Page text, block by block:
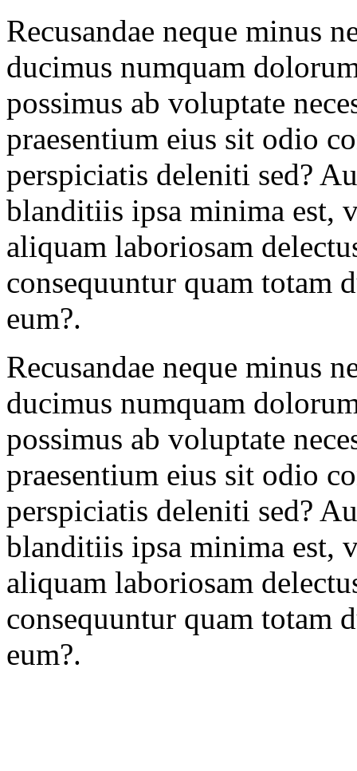
Recusandae neque minus
ducimus numquam
possimus ab voluptate
praesentium eius sit odio
perspiciatis deleniti sed?
blanditiis ipsa minima est,
aliquam laboriosam
consequuntur quam totam
eum?.
Recusandae neque minus
ducimus numquam
possimus ab voluptate
praesentium eius sit odio
perspiciatis deleniti sed?
blanditiis ipsa minima est,
aliquam laboriosam
consequuntur quam totam
eum?.